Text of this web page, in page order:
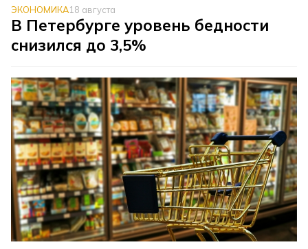
ЭКОНОМИКА18 августа
В Петербурге уровень бедности
снизился до 3,5%